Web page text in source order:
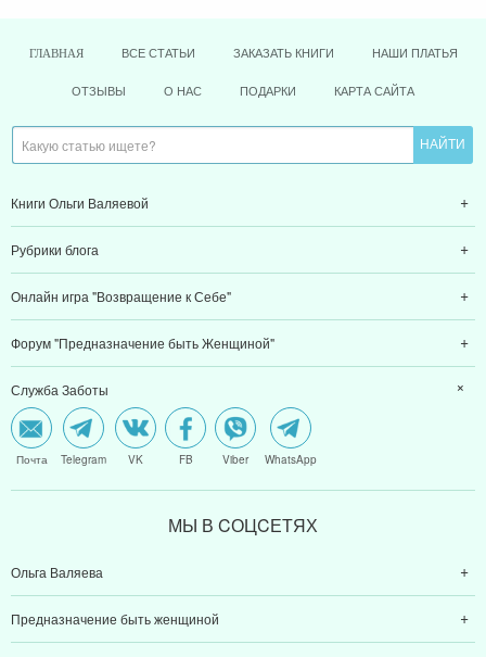
ГЛАВНАЯ ВСЕ СТАТЬИ ЗАКАЗАТЬ КНИГИ НАШИ ПЛАТЬЯ
ОТЗЫВЫ О НАС ПОДАРКИ КАРТА САЙТА
Книги Ольги Валяевой
Рубрики блога
Онлайн игра "Возвращение к Себе"
Форум "Предназначение быть Женщиной"
Служба Заботы
Почта Telegram VK FB Viber WhatsApp
МЫ В CОЦCЕТЯХ
Ольга Валяева
Предназначение быть женщиной